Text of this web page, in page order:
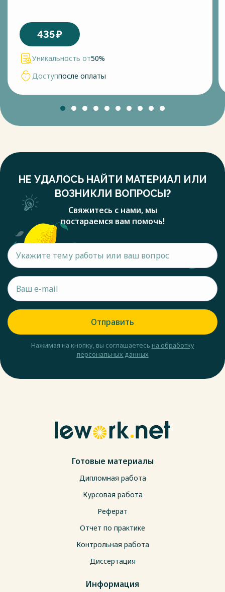
435₽
Уникальность от50%
Доступпосле оплаты
НЕ УДАЛОСЬ НАЙТИ МАТЕРИАЛ ИЛИ
ВОЗНИКЛИ ВОПРОСЫ?
Свяжитесь с нами, мы
постараемся вам помочь!
Отправить
Нажимая на кнопку, вы соглашаетесь на обработку
персональных данных
Готовые материалы
Дипломная работа
Курсовая работа
Реферат
Отчет по практике
Контрольная работа
Диссертация
Информация